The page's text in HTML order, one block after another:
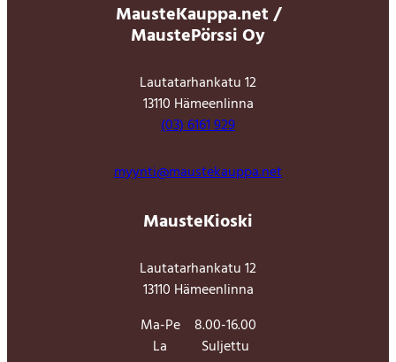
MausteKauppa.net /
MaustePörssi Oy
Lautatarhankatu 12
13110 Hämeenlinna
(03) 6161 929
myynti@maustekauppa.net
MausteKioski
Lautatarhankatu 12
13110 Hämeenlinna
Ma-Pe
8.00-16.00
La
Suljettu